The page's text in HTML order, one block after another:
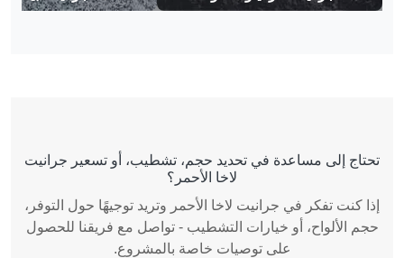
تحتاج إلى مساعدة في تحديد حجم، تشطيب، أو تسعير جرانيت
لاخا الأحمر؟
إذا كنت تفكر في جرانيت لاخا الأحمر وتريد توجيهًا حول التوفر،
حجم الألواح، أو خيارات التشطيب - تواصل مع فريقنا للحصول
على توصيات خاصة بالمشروع.